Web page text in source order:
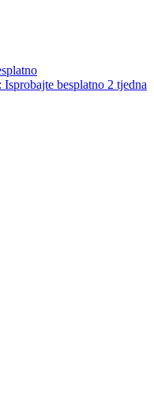
Isprobajte besplatno 2 tjedna